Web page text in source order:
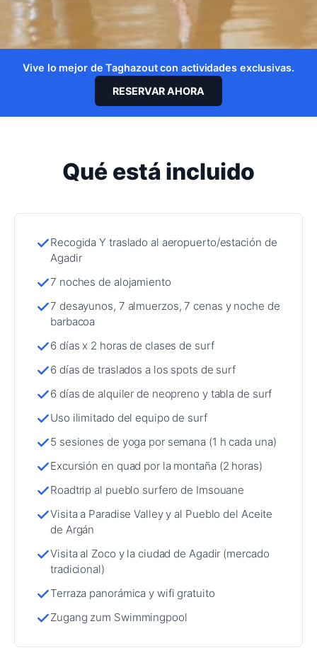
Vive lo mejor de Taghazout con actividades exclusivas.
RESERVAR AHORA
Qué está incluido
Recogida Y traslado al aeropuerto/estación de
Agadir
7 noches de alojamiento
7 desayunos, 7 almuerzos, 7 cenas y noche de
barbacoa
6 días x 2 horas de clases de surf
6 días de traslados a los spots de surf
6 días de alquiler de neopreno y tabla de surf
Uso ilimitado del equipo de surf
5 sesiones de yoga por semana (1 h cada una)
Excursión en quad por la montaña (2 horas)
Roadtrip al pueblo surfero de Imsouane
Visita a Paradise Valley y al Pueblo del Aceite
de Argán
Visita al Zoco y la ciudad de Agadir (mercado
tradicional)
Terraza panorámica y wifi gratuito
Zugang zum Swimmingpool